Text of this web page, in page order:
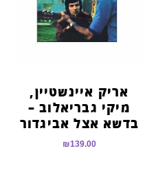
האפשרויות
אריק איינשטיין,
מיקי גבריאלוב –
בדשא אצל אביגדור
₪139.00